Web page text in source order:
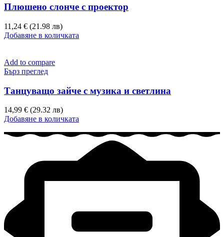
Плюшено слонче с проектор
11,24 € (21.98 лв)
Добавяне в количката
Add to compare
Бърз преглед
Танцуващо зайче с музика и светлина
14,99 € (29.32 лв)
Добавяне в количката